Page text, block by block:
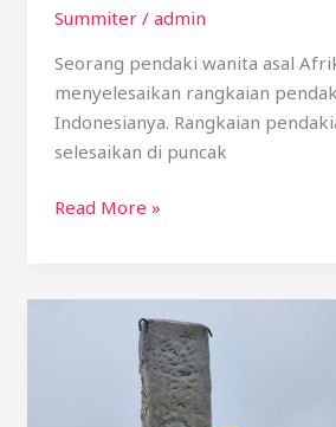
Summiter/ admin
Seorang pendaki wanita asal
menyelesaikan rangkaian
Indonesianya. Rangkaian
selesaikan di puncak
Read More »